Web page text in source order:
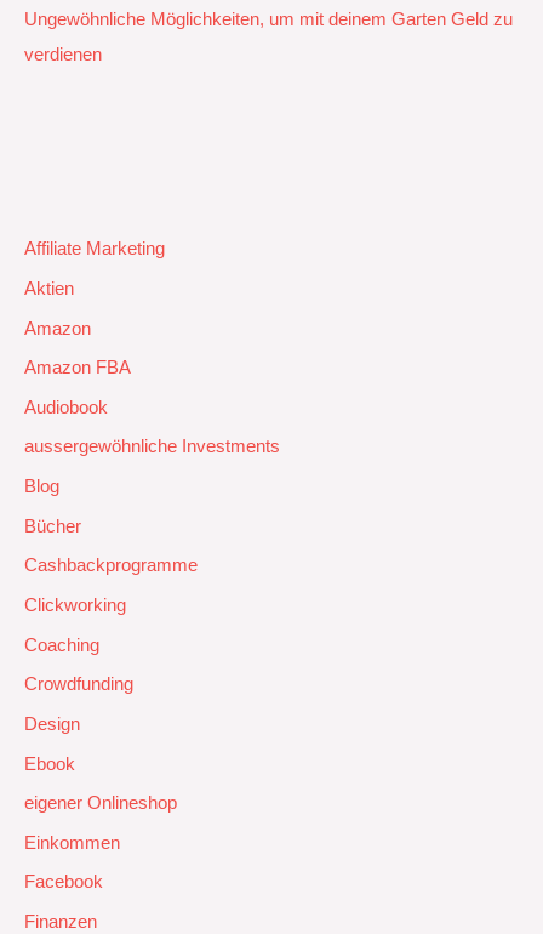
Ungewöhnliche Möglichkeiten, um mit deinem Garten Geld zu
verdienen
Affiliate Marketing
Aktien
Amazon
Amazon FBA
Audiobook
aussergewöhnliche Investments
Blog
Bücher
Cashbackprogramme
Clickworking
Coaching
Crowdfunding
Design
Ebook
eigener Onlineshop
Einkommen
Facebook
Finanzen